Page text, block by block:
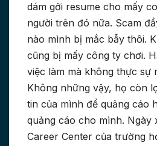
dám gởi resume cho mấy
người trên đó nữa. Scam
nào mình bị mắc bẫy thôi.
cũng bị mấy công ty chơi.
việc làm mà không thực sự
Không những vậy, họ còn
tin của mình để quảng cáo
quảng cáo cho mình. Ngày
Career Center của trường